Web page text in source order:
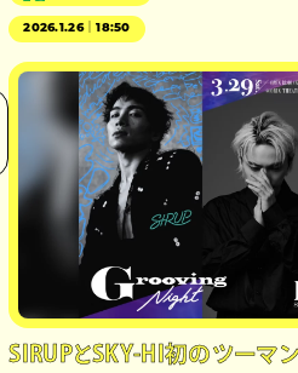
2026.1.26｜18:50
SIRUPとSKY-HI初のツーマン